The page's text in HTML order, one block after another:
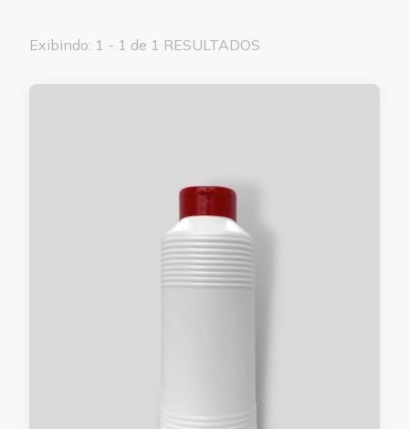
Exibindo: 1 - 1 de 1 RESULTADOS